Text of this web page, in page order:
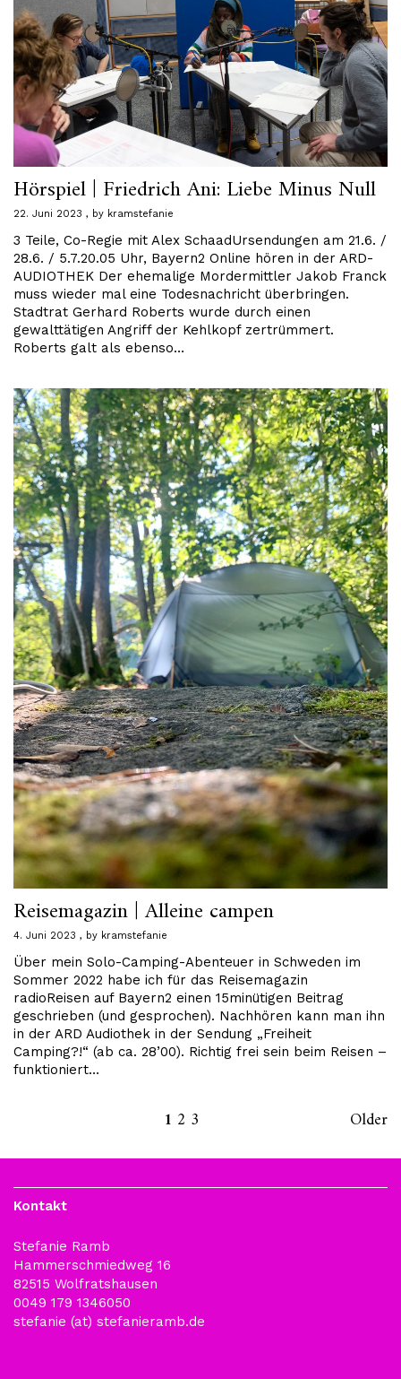
Hörspiel | Friedrich Ani: Liebe Minus Null
22. Juni 2023 by kramstefanie
3 Teile, Co-Regie mit Alex SchaadUrsendungen am 21.6. /
28.6. / 5.7.20.05 Uhr, Bayern2 Online hören in der ARD-
AUDIOTHEK Der ehemalige Mordermittler Jakob Franck
muss wieder mal eine Todesnachricht überbringen.
Stadtrat Gerhard Roberts wurde durch einen
gewalttätigen Angriff der Kehlkopf zertrümmert.
Roberts galt als ebenso…
Reisemagazin | Alleine campen
4. Juni 2023 by kramstefanie
Über mein Solo-Camping-Abenteuer in Schweden im
Sommer 2022 habe ich für das Reisemagazin
radioReisen auf Bayern2 einen 15minütigen Beitrag
geschrieben (und gesprochen). Nachhören kann man ihn
in der ARD Audiothek in der Sendung „Freiheit
Camping?!“ (ab ca. 28’00). Richtig frei sein beim Reisen –
funktioniert…
1 2 3 Older
Kontakt
Stefanie Ramb
Hammerschmiedweg 16
82515 Wolfratshausen
0049 179 1346050
stefanie (at) stefanieramb.de